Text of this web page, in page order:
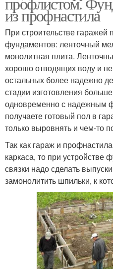
из профнастила
При строительстве гаражей
фундаментов: ленточный
монолитная плита.
хорошо отводящих воду и
остальных более надежно
стадии изготовления
одновременно с надежным
получаете готовый пол в
только выровнять и чем-то
Так как гараж и
каркаса, то при устройстве
связки надо сделать
замонолитить шпильки, к